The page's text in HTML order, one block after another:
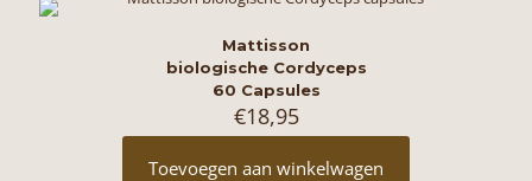
Mattisson
biologische Cordyceps
60 Capsules
€18,95
Toevoegen aan winkelwagen